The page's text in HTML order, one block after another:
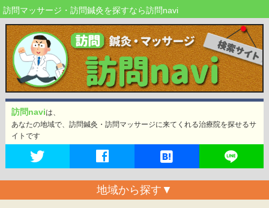
訪問マッサージ・訪問鍼灸を探すなら訪問navi
訪問naviは、
あなたの地域で、訪問鍼灸・訪問マッサージに来てくれる治療院を探せるサ
イトです
地域から探す ▼